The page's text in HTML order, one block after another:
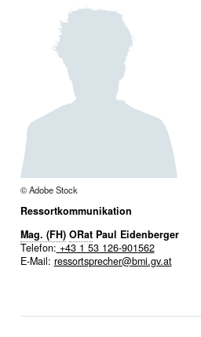
© Adobe Stock
Ressortkommunikation
Mag. (FH) ORatPaul Eidenberger
Telefon: +43 1 53 126-901562
E-Mail: ressortsprecher@bmi.gv.at